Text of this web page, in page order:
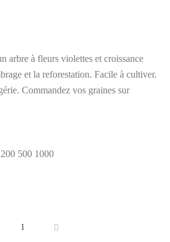
arbre à fleurs violettes et croissance
et la reforestation. Facile à cultiver.
Commandez vos graines sur
200 500 1000